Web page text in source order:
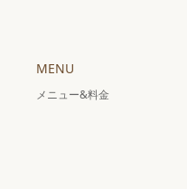
MENU
メニュー&料金